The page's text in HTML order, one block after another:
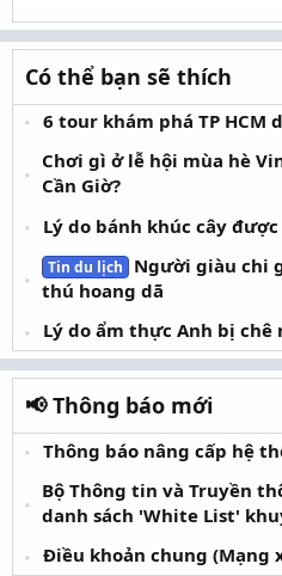
Có thể bạn sẽ thích
6 tour khám phá TP HCM
Chơi gì ở lễ hội mùa hè
Cần Giờ?
Lý do bánh khúc cây
Tin du lịch
Người giàu chi
thú hoang dã
Lý do ẩm thực Anh bị chê
📢 Thông báo mới
Thông báo nâng cấp hệ
Bộ Thông tin và Truyền
danh sách 'White List'
Điều khoản chung (Mạng